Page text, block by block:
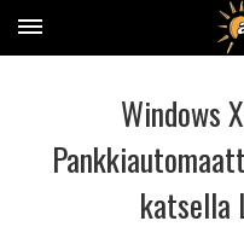
Windows
katsella